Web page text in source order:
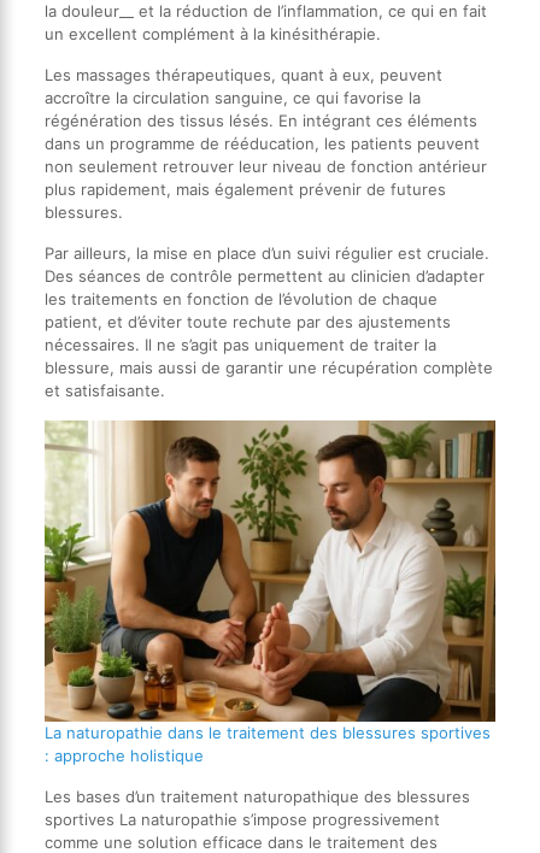
la douleur__ et la réduction de l’inflammation, ce qui en fait
un excellent complément à la kinésithérapie.
Les massages thérapeutiques, quant à eux, peuvent
accroître la circulation sanguine, ce qui favorise la
régénération des tissus lésés. En intégrant ces éléments
dans un programme de rééducation, les patients peuvent
non seulement retrouver leur niveau de fonction antérieur
plus rapidement, mais également prévenir de futures
blessures.
Par ailleurs, la mise en place d’un suivi régulier est cruciale.
Des séances de contrôle permettent au clinicien d’adapter
les traitements en fonction de l’évolution de chaque
patient, et d’éviter toute rechute par des ajustements
nécessaires. Il ne s’agit pas uniquement de traiter la
blessure, mais aussi de garantir une récupération complète
et satisfaisante.
La naturopathie dans le traitement des blessures sportives
: approche holistique
Les bases d’un traitement naturopathique des blessures
sportives La naturopathie s’impose progressivement
comme une solution efficace dans le traitement des